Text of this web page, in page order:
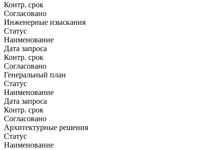
Контр. срок
Согласовано
Инженерные изыскания
Статус
Наименование
Дата запроса
Контр. срок
Согласовано
Генеральный план
Статус
Наименование
Дата запроса
Контр. срок
Согласовано
Архитектурные решения
Статус
Наименование